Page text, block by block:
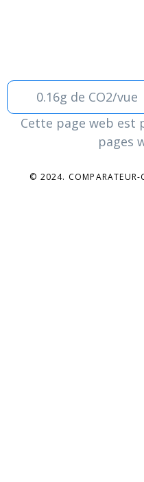
0.16g de CO2/vue
Cette page web est
pages
© 2024. COMPARATEUR-